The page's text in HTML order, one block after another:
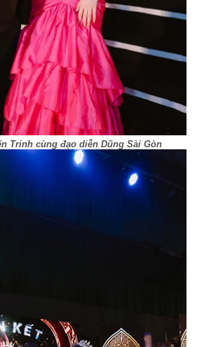
Trinh cùng đạo diễn Dũng Sài Gòn